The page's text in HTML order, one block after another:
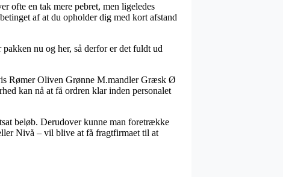
ofte en tak mere pebret, men ligeledes
af at du opholder dig med kort afstand
nu og her, så derfor er det fuldt ud
Rømer Oliven Grønne M.mandler Græsk Ø
kan nå at få ordren klar inden personalet
beløb. Derudover kunne man foretrække
Nivå – vil blive at få fragtfirmaet til at